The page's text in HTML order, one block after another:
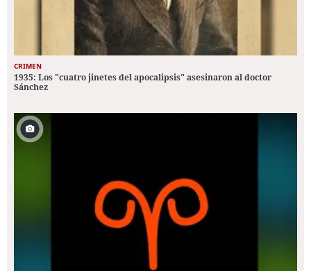
CRIMEN
1935: Los "cuatro jinetes del apocalipsis" asesinaron al doctor
Sánchez